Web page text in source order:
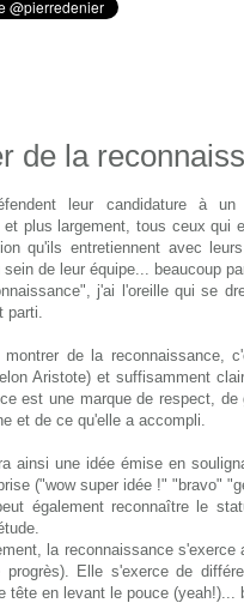
de la
leur candidature à un
et plus largement, tous ceux qui
qu'ils entretiennent avec
sein de leur équipe... beaucoup
j'ai l'oreille qui se
parti.
montrer de la reconnaissance,
Aristote) et suffisamment
est une marque de respect,
et de ce qu'elle a accompli.
ainsi une idée émise en
("wow super idée !" "bravo"
également reconnaître le
la reconnaissance
progrès). Elle s'exerce de
tête en levant le pouce (yeah!)...